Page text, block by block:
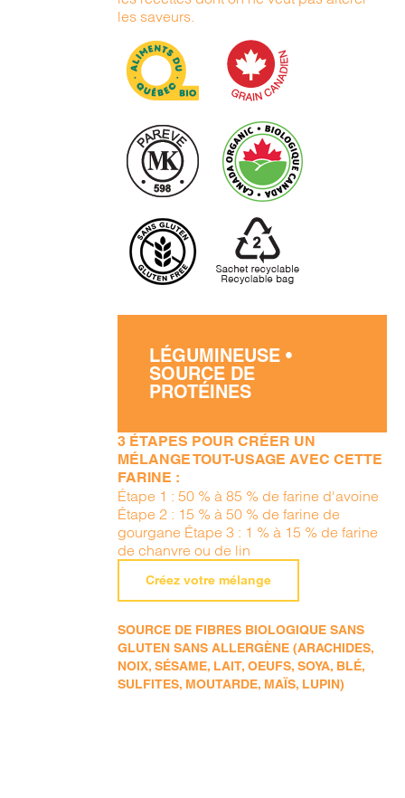
les saveurs.
LÉGUMINEUSE •
SOURCE DE
PROTÉINES
3 ÉTAPES POUR CRÉER UN
MÉLANGE TOUT-USAGE AVEC CETTE
FARINE :
Étape 1 : 50 % à 85 % de farine d'avoine
Étape 2 : 15 % à 50 % de farine de
gourgane Étape 3 : 1 % à 15 % de farine
de chanvre ou de lin
Créez votre mélange
SOURCE DE FIBRES BIOLOGIQUE SANS
GLUTEN SANS ALLERGÈNE (ARACHIDES,
NOIX, SÉSAME, LAIT, OEUFS, SOYA, BLÉ,
SULFITES, MOUTARDE, MAÏS, LUPIN)